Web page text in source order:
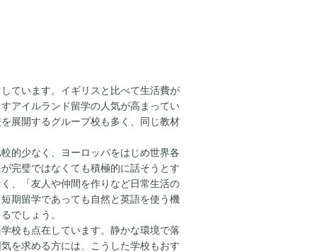
ています。イギリスと比べて生活費が
アイルランド留学の人気が高まってい
展開するグループ校も多く、同じ教材
的少なく、ヨーロッパをはじめ世界各
完璧ではなくても積極的に話そうとす
、「友人や仲間を作りなど日常生活の
期留学であっても自然と英語を使う機
でしょう。
校も点在しています。静かな環境で落
を求める方には、こうした学校もおす